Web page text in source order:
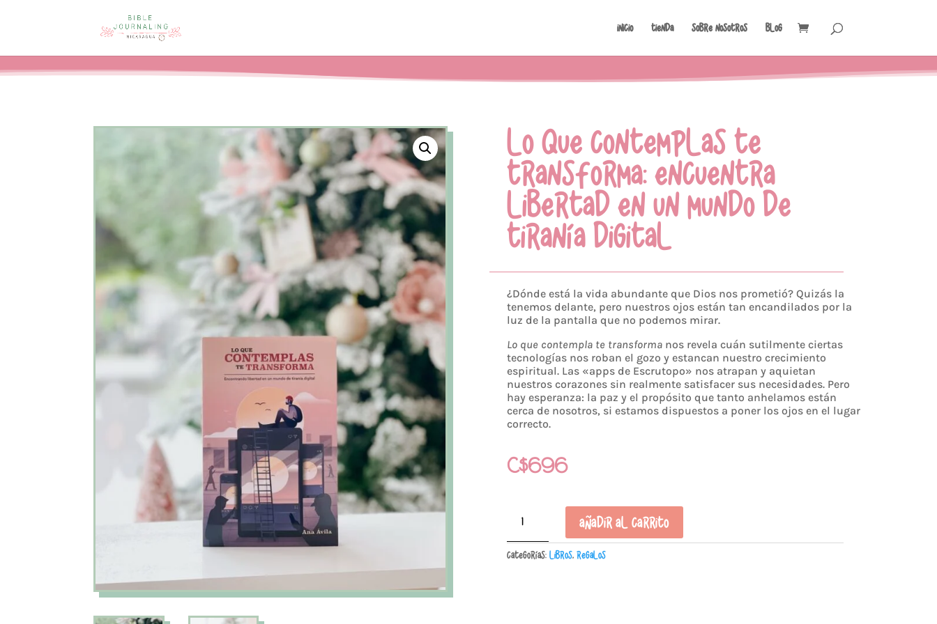
Inicio Tienda Sobre Nosotros Blog
LO QUE CONTEMPLAS TE
TRANSFORMA: ENCUENTRA
LIBERTAD EN UN MUNDO DE
TIRANÍA DIGITAL
¿Dónde está la vida abundante que Dios nos prometió? Quizás la
tenemos delante, pero nuestros ojos están tan encandilados por la
luz de la pantalla que no podemos mirar.
Lo que contempla te transformanos revela cuán sutilmente ciertas
tecnologías nos roban el gozo y estancan nuestro crecimiento
espiritual. Las «apps de Escrutopo» nos atrapan y aquietan
nuestros corazones sin realmente satisfacer sus necesidades. Pero
hay esperanza: la paz y el propósito que tanto anhelamos están
cerca de nosotros, si estamos dispuestos a poner los ojos en el lugar
correcto.
C$696
contemplas
te
Añadir al carrito
Categorías: Libros, Regalos